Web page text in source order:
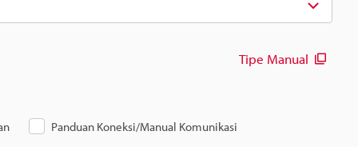
Tipe Manual
Panduan Koneksi/Manual Komunikasi